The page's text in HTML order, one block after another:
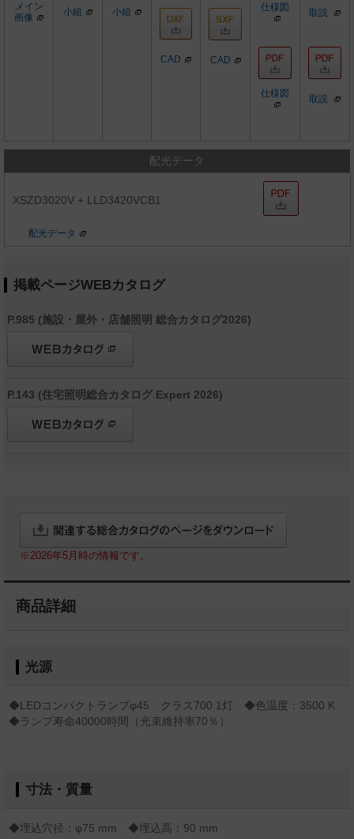
メイン
画像
小組 小組 仕様図
仕様図
取説
取説
CAD CAD
配光データ
XSZD3020V + LLD3420VCB1
配光データ
掲載ページWEBカタログ
P.985 (施設・屋外・店舗照明 総合カタログ2026)
P.143 (住宅照明総合カタログ Expert 2026)
※2026年5月時の情報です。
商品詳細
光源
◆LEDコンパクトランプφ45 クラス700 1灯 ◆色温度：3500 K
◆ランプ寿命40000時間（光束維持率70％）
寸法・質量
◆埋込穴径：φ75 mm ◆埋込高：90 mm